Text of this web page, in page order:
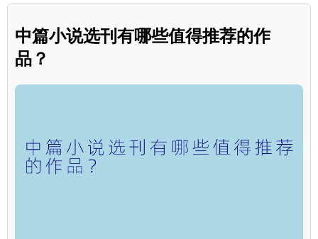
中篇小说选刊有哪些值得推荐的作
品？